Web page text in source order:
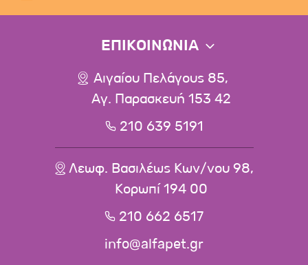
ΕΠΙΚΟΙΝΩΝΙΑ
Αιγαίου Πελάγους 85,
Αγ. Παρασκευή 153 42
210 639 5191
Λεωφ. Βασιλέως Κων/νου 98,
Κορωπί 194 00
210 662 6517
info@alfapet.gr